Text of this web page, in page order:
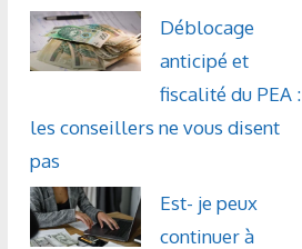
Déblocage
anticipé et
fiscalité du PEA :
les conseillers ne vous disent
pas
Est- je peux
continuer à